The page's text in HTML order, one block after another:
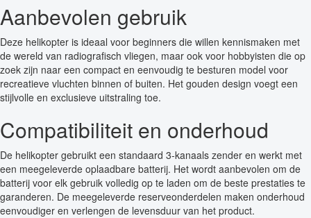
Aanbevolen gebruik
Deze helikopter is ideaal voor beginners die willen kennismaken met
de wereld van radiografisch vliegen, maar ook voor hobbyisten die op
zoek zijn naar een compact en eenvoudig te besturen model voor
recreatieve vluchten binnen of buiten. Het gouden design voegt een
stijlvolle en exclusieve uitstraling toe.
Compatibiliteit en onderhoud
De helikopter gebruikt een standaard 3-kanaals zender en werkt met
een meegeleverde oplaadbare batterij. Het wordt aanbevolen om de
batterij voor elk gebruik volledig op te laden om de beste prestaties te
garanderen. De meegeleverde reserveonderdelen maken onderhoud
eenvoudiger en verlengen de levensduur van het product.